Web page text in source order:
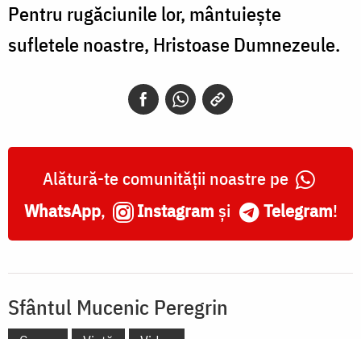
Pentru rugăciunile lor, mântuieşte
sufletele noastre, Hristoase Dumnezeule.
Alătură-te comunității noastre pe
WhatsApp, Instagram și Telegram!
Sfântul Mucenic Peregrin